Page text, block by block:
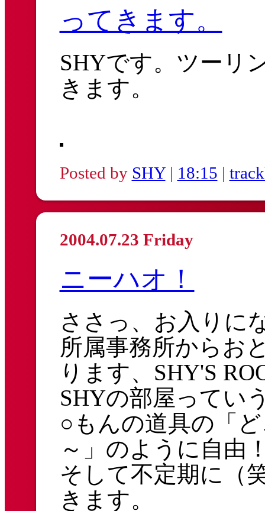
ってきます。
SHYです。ツーリ
きます。
Posted by SHY| 18:15 |
2004.07.23 Friday
ニーハオ！
ささっ、お入りに
所属事務所からお
ります、SHY'S
SHYの部屋ってい
○もんの道具の「
～」のように自由
そして不定期に（
きます。